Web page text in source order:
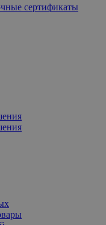
сертификаты